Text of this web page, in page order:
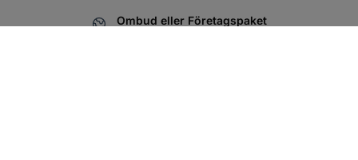
Ombud eller Företagspaket